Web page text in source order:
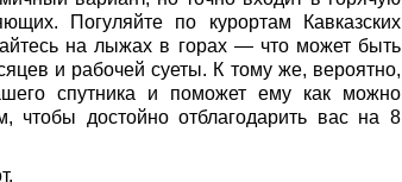
Погуляйте по курортам Кавказских
на лыжах в горах — что может быть
и рабочей суеты. К тому же, вероятно,
спутника и поможет ему как можно
чтобы достойно отблагодарить вас на 8